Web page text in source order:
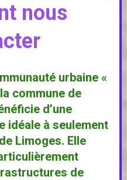
nous
urbaine «
commune de
d’une
idéale à seulement
Limoges. Elle
de